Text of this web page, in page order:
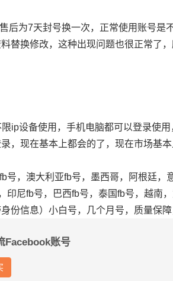
为7天封号换一次，正常使用账号是
替换修改，这种出现问题也很正常了
限ip设备使用，手机电脑都可以登录使
，现在基本上都会的了，现在市场基本
，澳大利亚fb号，墨西哥，阿根廷，
印尼fb号，巴西fb号，泰国fb号，越南
份信息）小白号，几个月号，质量保障
Facebook账号